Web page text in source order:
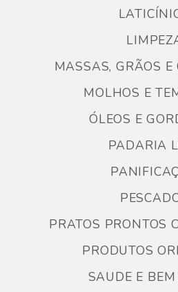
MASSAS, GRÃOS E
MOLHOS E
ÓLEOS E
PADARIA
PRATOS PRONTOS
PRODUTOS
SAUDE E